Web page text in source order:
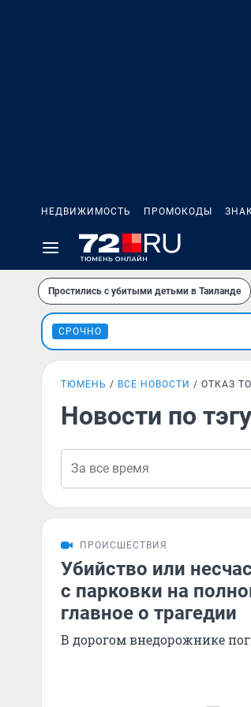
НЕДВИЖИМОСТЬ ПРОМОКОДЫ
Простились с убитыми детьми в Таиланде
СРОЧНО
ТЮМЕНЬ ВСЕ НОВОСТИ ОТКАЗ
Новости по
ПРОИСШЕСТВИЯ
Убийство или
с парковки на
главное о трагедии
В дорогом внедорожнике